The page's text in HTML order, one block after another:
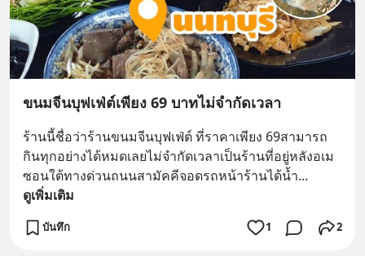
ขนมจีนบุฟเฟ่ต์เพียง 69 บาทไม่จำกัดเวลา
ร้านนี้ชื่อว่าร้านขนมจีนบุฟเฟ่ต์ ที่ราคาเพียง 69สามารถ
กินทุกอย่างได้หมดเลยไม่จำกัดเวลาเป็นร้านที่อยู่หลังอเม
ซอนใต้ทางด่วนถนนสามัคคีจอดรถหน้าร้านได้น้ำ...
ดูเพิ่มเติม
บันทึก 1 2